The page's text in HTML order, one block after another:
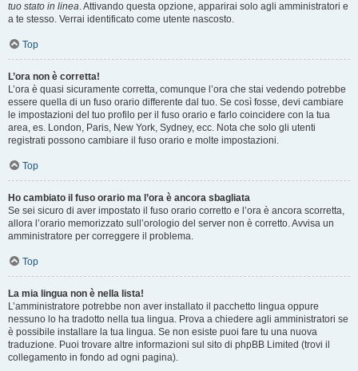
tuo stato in linea. Attivando questa opzione, apparirai solo agli amministratori e
a te stesso. Verrai identificato come utente nascosto.
Top
L’ora non è corretta!
L’ora è quasi sicuramente corretta, comunque l’ora che stai vedendo potrebbe
essere quella di un fuso orario differente dal tuo. Se così fosse, devi cambiare
le impostazioni del tuo profilo per il fuso orario e farlo coincidere con la tua
area, es. London, Paris, New York, Sydney, ecc. Nota che solo gli utenti
registrati possono cambiare il fuso orario e molte impostazioni.
Top
Ho cambiato il fuso orario ma l’ora è ancora sbagliata
Se sei sicuro di aver impostato il fuso orario corretto e l’ora è ancora scorretta,
allora l’orario memorizzato sull’orologio del server non è corretto. Avvisa un
amministratore per correggere il problema.
Top
La mia lingua non è nella lista!
L’amministratore potrebbe non aver installato il pacchetto lingua oppure
nessuno lo ha tradotto nella tua lingua. Prova a chiedere agli amministratori se
è possibile installare la tua lingua. Se non esiste puoi fare tu una nuova
traduzione. Puoi trovare altre informazioni sul sito di phpBB Limited (trovi il
collegamento in fondo ad ogni pagina).